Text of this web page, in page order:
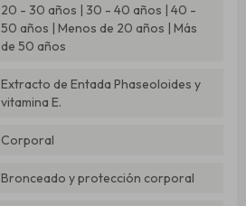
20 - 30 años | 30 - 40 años | 40 -
50 años | Menos de 20 años | Más
de 50 años
Extracto de Entada Phaseoloides y
vitamina E.
Corporal
Bronceado y protección corporal